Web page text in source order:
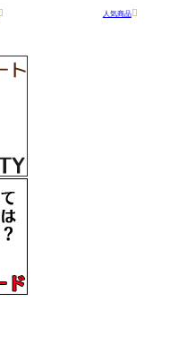
人気商品